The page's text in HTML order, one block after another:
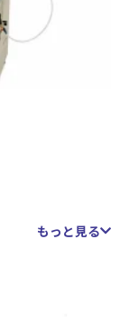
基板種類対応
もっと見る